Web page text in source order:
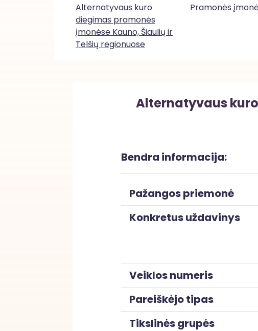
Alternatyvaus kuro
diegimas pramonės
įmonėse Kauno, Šiaulių ir
Telšių regionuose
Pramonės
Alternatyvaus
Bendra informacija:
Pažangos priemonė
Konkretus uždavinys
Veiklos numeris
Pareiškėjo tipas
Tikslinės grupės